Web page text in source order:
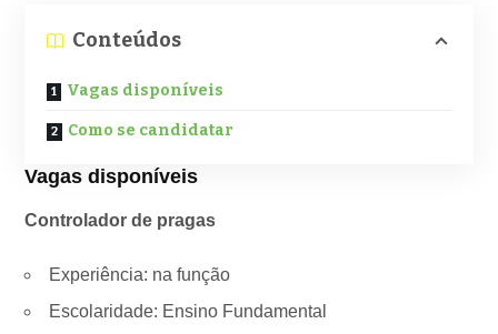
Conteúdos
Vagas disponíveis
Como se candidatar
Vagas disponíveis
Controlador de pragas
Experiência: na função
Escolaridade: Ensino Fundamental